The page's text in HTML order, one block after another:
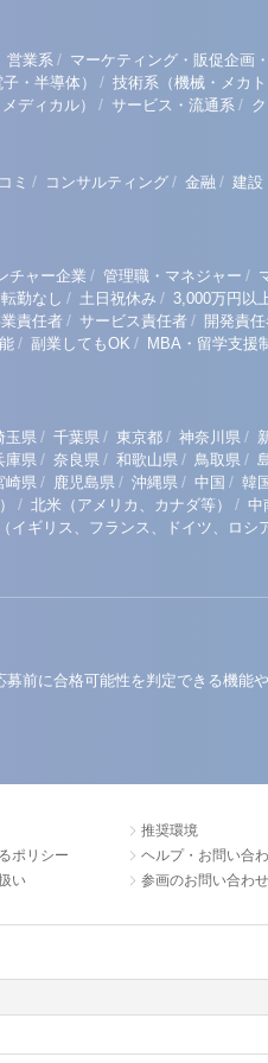
営業系 / マーケティング・販促企画
・半導体） / 技術系（機械・メカト
ディカル） / サービス・流通系 /
ミ / コンサルティング / 金融 / 建設
チャー企業 / 管理職・マネジャー /
転勤なし / 土日祝休み / 3,000万円以
責任者 / サービス責任者 / 開発責
/ 副業してもOK / MBA・留学支援
玉県 / 千葉県 / 東京都 / 神奈川県 /
庫県 / 奈良県 / 和歌山県 / 鳥取県 /
崎県 / 鹿児島県 / 沖縄県 / 中国 / 韓
/ 北米（アメリカ、カナダ等） / 中
イギリス、フランス、ドイツ、ロシ
前に合格可能性を判定できる機能
ポリシー
い
推奨環境
ヘルプ・お問い合
参画のお問い合わせ